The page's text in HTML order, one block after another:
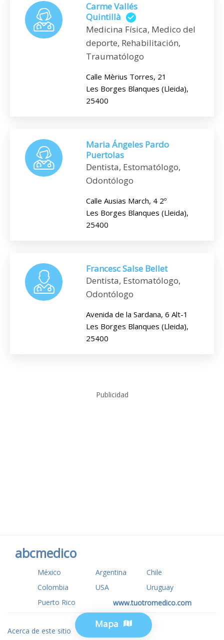
Carme Vallés
Quintillà
Medicina Física, Medico del
deporte, Rehabilitación,
Traumatólogo
Calle Mèrius Torres, 21
Les Borges Blanques (Lleida),
25400
Maria Ángeles Pardo
Puertolas
Dentista, Estomatólogo,
Odontólogo
Calle Ausias March, 4 2º
Les Borges Blanques (Lleida),
25400
Francesc Salse Bellet
Dentista, Estomatólogo,
Odontólogo
Avenida de la Sardana, 6 Alt-1
Les Borges Blanques (Lleida),
25400
Mapa
Publicidad
abcmedico
México Argentina
Chile
Colombia
USA
Uruguay
Puerto Rico
www.tuotromedico.com
Acerca de este sitio Privacidad